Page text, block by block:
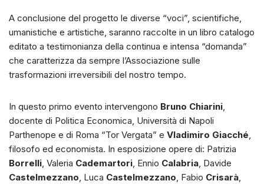
A conclusione del progetto le diverse “voci”, scientifiche,
umanistiche e artistiche, saranno raccolte in un libro catalogo
editato a testimonianza della continua e intensa “domanda”
che caratterizza da sempre l’Associazione sulle
trasformazioni irreversibili del nostro tempo.
In questo primo evento intervengono Bruno Chiarini
docente di Politica Economica, Università di Napoli
Parthenope e di Roma “Tor Vergata” e Vladimiro Giacché
filosofo ed economista. In esposizione opere di: Patrizia
Borrelli , Valeria Cademartori , Ennio Calabria , Davide
Castelmezzano , Luca Castelmezzano , Fabio Crisarà